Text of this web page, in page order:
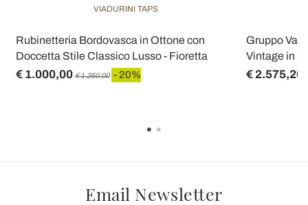
VIADURINI TAPS
Rubinetteria Bordovasca in Ottone con
Doccetta Stile Classico Lusso - Fioretta
€ 1.000,00 € 1.250,00 - 20%
Gruppo
Vintage in
€ 2.575,20
Email Newsletter